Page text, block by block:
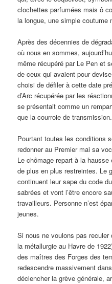
clochettes parfumées mais ô
la longue, une simple coutume
Après des décennies de
où nous en sommes,
même récupéré par Le Pen et
de ceux qui avaient pour
choisi de défiler à cette date
d’Arc récupérée par les
se présentait comme un
que la courroie de transmission.
Pourtant toutes les conditions
redonner au Premier mai sa
Le chômage repart à la
de plus en plus restreintes. Le
continuent leur sape du code
sabrées et vont l’être encore
travailleurs. Personne n’est
jeunes.
Si nous ne voulons pas reculer
la métallurgie au Havre de
des maîtres des Forges des
redescendre massivement
déclencher la grève générale,